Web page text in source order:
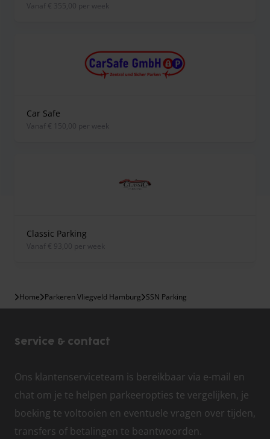
vanaf € 355,00 per week
Car Safe
vanaf € 150,00 per week
Classic Parking
vanaf € 93,00 per week
Home Parkeren Vliegveld Hamburg SSN Parking
Service & contact
Ons klantenserviceteam is bereikbaar via e-mail en
chat om je te helpen parkeeropties te vergelijken, je
boeking te voltooien en eventuele vragen over tijden,
transfers of betalingen te beantwoorden.